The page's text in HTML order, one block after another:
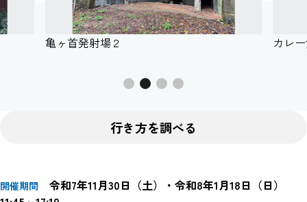
亀ヶ首発射場２ カレ
行き方を調べる
開催期間
令和7年11月30日（土）・令和8年1月18日（日）